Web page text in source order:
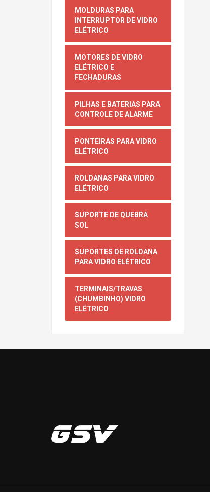
MOLDURAS PARA
INTERRUPTOR DE VIDRO
ELÉTRICO
MOTORES DE VIDRO
ELÉTRICO E
FECHADURAS
PILHAS E BATERIAS PARA
CONTROLE DE ALARME
PONTEIRAS PARA VIDRO
ELÉTRICO
ROLDANAS PARA VIDRO
ELÉTRICO
SUPORTE DE QUEBRA
SOL
SUPORTES DE ROLDANA
PARA VIDRO ELÉTRICO
TERMINAIS/TRAVAS
(CHUMBINHO) VIDRO
ELÉTRICO